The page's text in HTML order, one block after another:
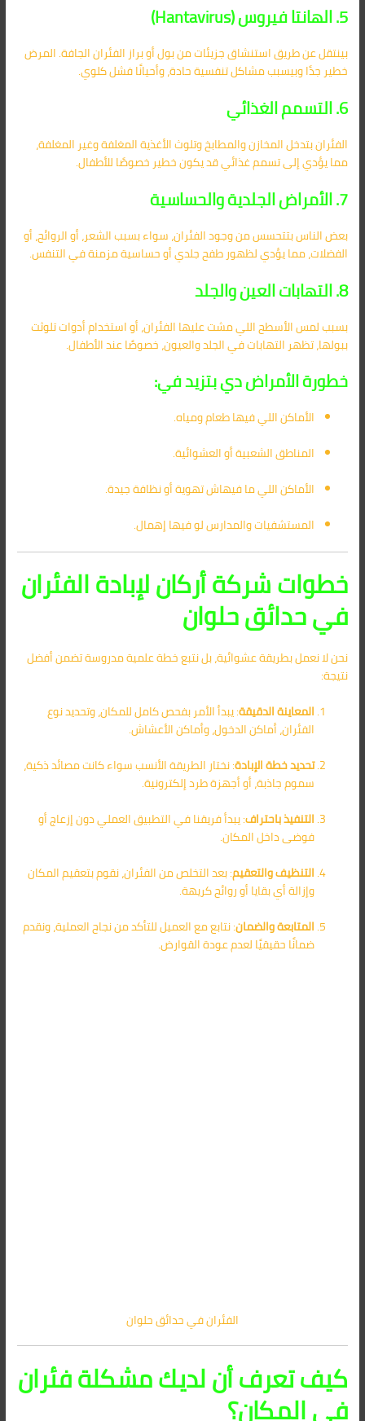
5. الهانتا فيروس (Hantavirus)
بينتقل عن طريق استنشاق جزيئات من بول أو براز الفئران الجافة. المرض
خطير جدًا وبيسبب مشاكل تنفسية حادة، وأحيانًا فشل كلوي.
6. التسمم الغذائي
الفئران بتدخل المخازن والمطابخ وتلوث الأغذية المغلفة وغير المغلفة،
مما يؤدي إلى تسمم غذائي قد يكون خطير خصوصًا للأطفال.
7. الأمراض الجلدية والحساسية
بعض الناس بتتحسس من وجود الفئران، سواء بسبب الشعر، أو الروائح، أو
الفضلات، مما يؤدي لظهور طفح جلدي أو حساسية مزمنة في التنفس.
8. التهابات العين والجلد
بسبب لمس الأسطح اللي مشت عليها الفئران، أو استخدام أدوات تلوثت
ببولها، تظهر التهابات في الجلد والعيون، خصوصًا عند الأطفال.
خطورة الأمراض دي بتزيد في:
الأماكن اللي فيها طعام ومياه.
المناطق الشعبية أو العشوائية.
الأماكن اللي ما فيهاش تهوية أو نظافة جيدة.
المستشفيات والمدارس لو فيها إهمال.
خطوات شركة أركان لإبادة الفئران
في حدائق حلوان
نحن لا نعمل بطريقة عشوائية، بل نتبع خطة علمية مدروسة تضمن أفضل
نتيجة:
المعاينة الدقيقة: يبدأ الأمر بفحص كامل للمكان، وتحديد نوع
الفئران، أماكن الدخول، وأماكن الأعشاش.
تحديد خطة الإبادة: نختار الطريقة الأنسب سواء كانت مصائد ذكية،
سموم جاذبة، أو أجهزة طرد إلكترونية.
التنفيذ باحتراف: يبدأ فريقنا في التطبيق العملي دون إزعاج أو
فوضى داخل المكان.
التنظيف والتعقيم: بعد التخلص من الفئران، نقوم بتعقيم المكان
وإزالة أي بقايا أو روائح كريهة.
المتابعة والضمان: نتابع مع العميل للتأكد من نجاح العملية، ونقدم
ضمانًا حقيقيًا لعدم عودة القوارض.
الفئران في حدائق حلوان
كيف تعرف أن لديك مشكلة فئران
في المكان؟